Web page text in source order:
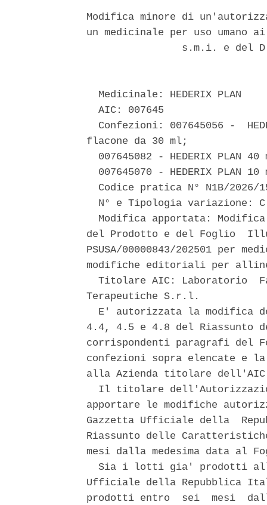
Modifica minore di
un medicinale per uso umano
s.m.i. e del
  Medicinale: HEDERIX PLAN
  AIC: 007645
Confezioni: 007645056 -
flacone da 30 ml;
007645082 - HEDERIX PLAN
007645070 - HEDERIX PLAN
Codice pratica N° N1B/2026/
N° e Tipologia variazione:
Modifica apportata:
del Prodotto e del Foglio
PSUSA/00000843/202501 per
modifiche editoriali per
Titolare AIC: Laboratorio
Terapeutiche S.r.l.
E' autorizzata la modifica
4.4, 4.5 e 4.8 del Riassunto
corrispondenti paragrafi del
confezioni sopra elencate
alla Azienda titolare
Il titolare
apportare le modifiche
Gazzetta Ufficiale della
Riassunto delle
mesi dalla medesima data
Sia i lotti gia' prodotti
Ufficiale della Repubblica
prodotti entro  sei  mesi